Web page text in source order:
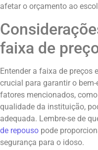
afetar o orçamento ao
faixa de
Entender a faixa de preços
crucial para garantir o
fatores mencionados,
qualidade da instituição,
adequada. Lembre-se de
de repouso pode
segurança para o idoso.